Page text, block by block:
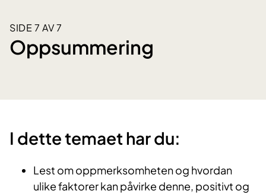
SIDE 7 AV 7
Oppsummering
I dette temaet har du:
Lest om oppmerksomheten og hvordan
ulike faktorer kan påvirke denne, positivt og